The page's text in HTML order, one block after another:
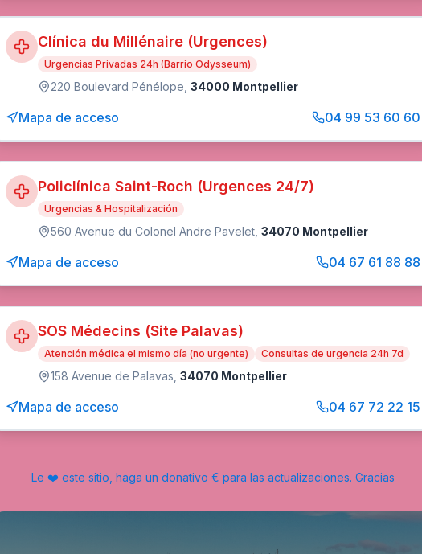
Clínica du Millénaire (Urgences)
Urgencias Privadas 24h (Barrio Odysseum)
220 Boulevard Pénélope 34000 Montpellier
Mapa de acceso 04 99 53 60 60
Policlínica Saint-Roch (Urgences 24/7)
Urgencias & Hospitalización
560 Avenue du Colonel Andre Pavelet 34070 Montpellier
Mapa de acceso 04 67 61 88 88
SOS Médecins (Site Palavas)
Atención médica el mismo día (no urgente) Consultas de urgencia 24h 7d
158 Avenue de Palavas 34070 Montpellier
Mapa de acceso 04 67 72 22 15
Le ❤️ este sitio, haga un donativo € para las actualizaciones. Gracias